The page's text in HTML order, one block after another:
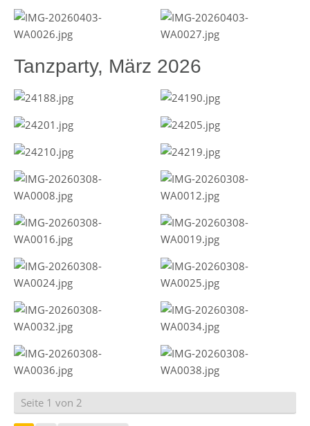
Tanzparty, März 2026
Seite 1 von 2